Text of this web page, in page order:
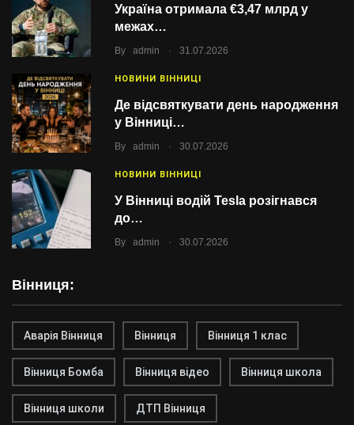
Україна отримала €3,47 млрд у
межах…
By admin . 31.07.2026
НОВИНИ ВІННИЦІ
Де відсвяткувати день народження
у Вінниці…
By admin . 30.07.2026
НОВИНИ ВІННИЦІ
У Вінниці водій Tesla розігнався
до…
By admin . 30.07.2026
Вінниця:
Аварія Вінниця Вінниця Вінниця 1 клас
Вінниця Бомба Вінниця відео Вінниця школа
Вінниця школи ДТП Вінниця